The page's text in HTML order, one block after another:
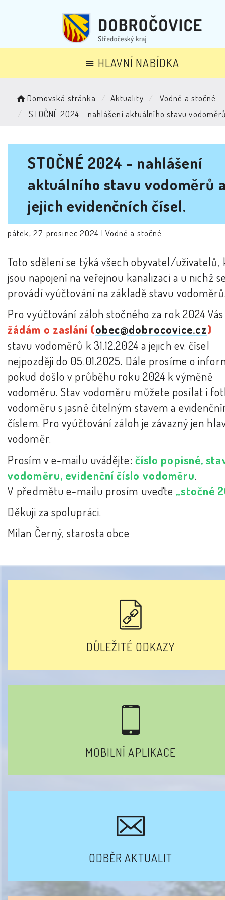
HLAVNÍ NABÍDKA
Domovská stránka Aktuality
Vodné a stočné
STOČNÉ 2024 - nahlášení aktuálního stavu
STOČNÉ 2024 - nahlášení
aktuálního stavu vodoměrů
jejich evidenčních čísel.
pátek, 27. prosinec 2024 | Vodné a stočné
Toto sdělení se týká všech obyvatel/uživatelů,
jsou napojení na veřejnou kanalizaci a u nichž
provádí vyúčtování na základě stavu
Pro vyúčtování záloh stočného za rok 2024 Vás
žádám o zaslání (obec@dobrocovice.cz)
stavu vodoměrů k 31.12.2024 a jejich ev. čísel
nejpozději do 05.01.2025. Dále prosíme o
pokud došlo v průběhu roku 2024 k výměně
vodoměru. Stav vodoměru můžete posílat i
vodoměru s jasně čitelným stavem a
číslem. Pro vyúčtování záloh je závazný jen
vodoměr.
Prosím v e-mailu uvádějte: číslo popisné,
vodoměru, evidenční číslo vodoměru.
V předmětu e-mailu prosím uveďte „stočné
Děkuji za spolupráci.
Milan Černý, starosta obce
DŮLEŽITÉ ODKAZY
MOBILNÍ APLIKACE
ODBĚR AKTUALIT